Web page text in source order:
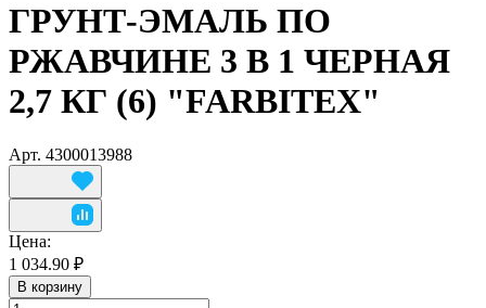
ГРУНТ-ЭМАЛЬ ПО
РЖАВЧИНЕ 3 В 1 ЧЕРНАЯ
2,7 КГ (6) "FARBITEX"
Арт. 4300013988
Цена:
1 034.90 ₽
В корзину